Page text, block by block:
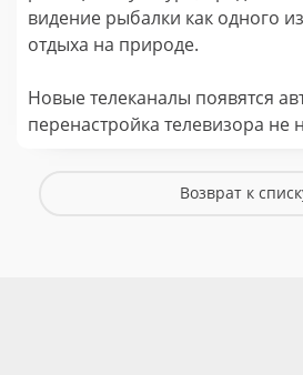
видение рыбалки как одного
отдыха на природе.
Новые телеканалы появятся
перенастройка телевизора не
Возврат к